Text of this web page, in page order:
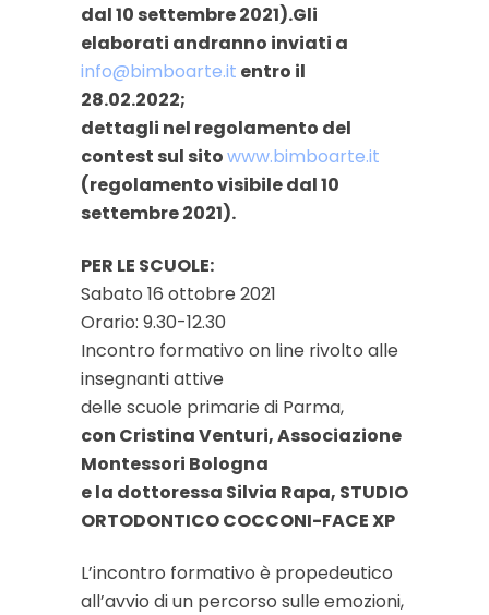
dal 10 settembre 2021).Gli
elaborati andranno inviati a
info@bimboarte.it entro il
28.02.2022;
dettagli nel regolamento del
contest sul sitowww.bimboarte.it
(regolamento visibile dal 10
settembre 2021).
PER LE SCUOLE:
Sabato 16 ottobre 2021
Orario: 9.30-12.30
Incontro formativo on line rivolto alle
insegnanti attive
delle scuole primarie di Parma,
con Cristina Venturi, Associazione
Montessori Bologna
e la dottoressa Silvia Rapa, STUDIO
ORTODONTICO COCCONI-FACE XP
L’incontro formativo è propedeutico
all’avvio di un percorso sulle emozioni,